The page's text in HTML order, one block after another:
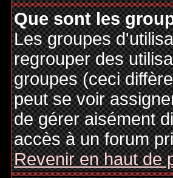
Que sont les
Les groupes
regrouper des
groupes (ceci
peut se voir
de gérer aisément
accès à un forum
Revenir en haut de